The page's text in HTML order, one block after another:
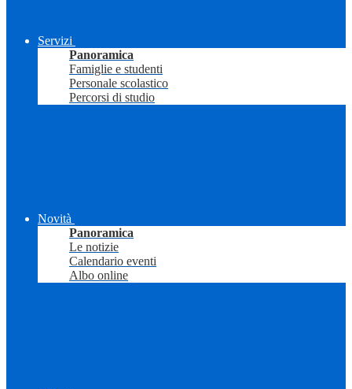
Servizi
Panoramica
Famiglie e studenti
Personale scolastico
Percorsi di studio
Novità
Panoramica
Le notizie
Calendario eventi
Albo online